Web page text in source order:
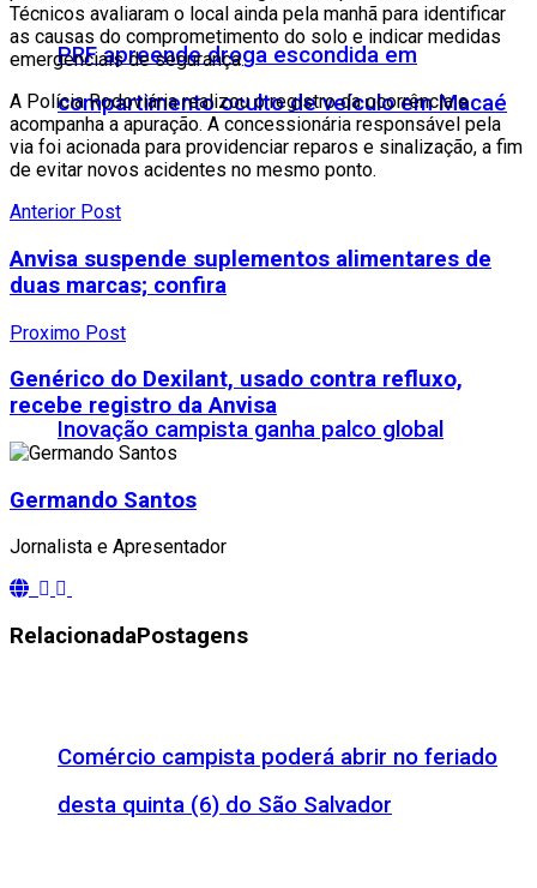
PRF apreende droga escondida em
compartimento oculto de veículo em Macaé
Inovação campista ganha palco global
Comércio campista poderá abrir no feriado
desta quinta (6) do São Salvador
Técnicos avaliaram o local ainda pela manhã para identificar
as causas do comprometimento do solo e indicar medidas
emergenciais de segurança.
A Polícia Rodoviária realizou o registro da ocorrência e
acompanha a apuração. A concessionária responsável pela
via foi acionada para providenciar reparos e sinalização, a fim
de evitar novos acidentes no mesmo ponto.
Anterior Post
Anvisa suspende suplementos alimentares de
duas marcas; confira
Proximo Post
Genérico do Dexilant, usado contra refluxo,
recebe registro da Anvisa
Germando Santos
Jornalista e Apresentador
RelacionadaPostagens